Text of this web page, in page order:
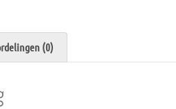
(0)